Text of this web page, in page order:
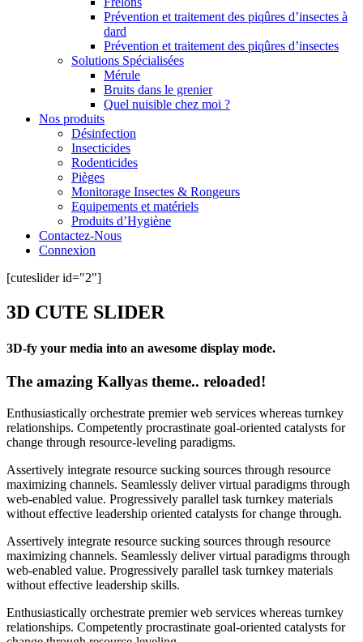
Prévention et traitement des piqûres d’insectes à
dard
Prévention et traitement des piqûres d’insectes
Solutions Spécialisées
Mérule
Bruits dans le grenier
Quel nuisible chez moi ?
Nos produits
Désinfection
Insecticides
Rodenticides
Pièges
Monitorage Insectes & Rongeurs
Equipements et matériels
Produits d’Hygiène
Contactez-Nous
Connexion
[cuteslider id="2"]
3D CUTE SLIDER
3D-fy your media into an awesome display mode.
The amazing Kallyas theme.. reloaded!
Enthusiastically orchestrate premier web services whereas turnkey
relationships. Competently procrastinate goal-oriented catalysts for
change through resource-leveling paradigms.
Assertively integrate resource sucking sources through resource
maximizing channels. Seamlessly deliver virtual paradigms through
web-enabled value. Progressively parallel task turnkey materials
without effective leadership oriented catalysts for change through.
Assertively integrate resource sucking sources through resource
maximizing channels. Seamlessly deliver virtual paradigms through
web-enabled value. Progressively parallel task turnkey materials
without effective leadership skills.
Enthusiastically orchestrate premier web services whereas turnkey
relationships. Competently procrastinate goal-oriented catalysts for